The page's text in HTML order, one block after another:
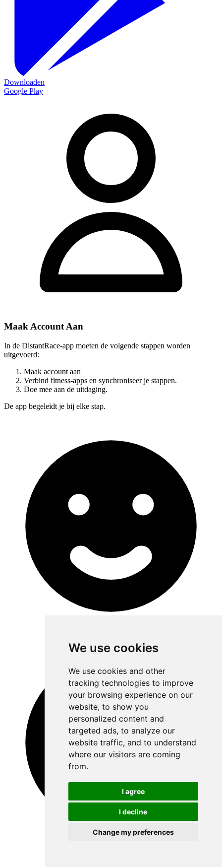
We use cookies
We use cookies and other
tracking technologies to improve
your browsing experience on our
website, to show you
personalized content and
targeted ads, to analyze our
website traffic, and to understand
where our visitors are coming
from.
I agree
I decline
Change my preferences
Downloaden
Google Play
Maak Account Aan
In de DistantRace-app moeten de volgende stappen worden
uitgevoerd:
Maak account aan
Verbind fitness-apps en synchroniseer je stappen.
Doe mee aan de uitdaging.
De app begeleidt je bij elke stap.